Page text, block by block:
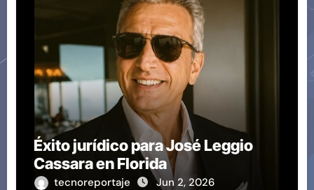
Éxito jurídico para José Leggio
Cassara en Florida
tecnoreportaje Jun 2, 2026